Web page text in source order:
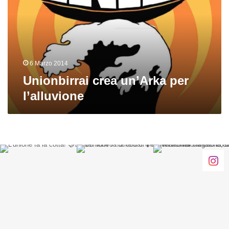
l’alluvione
6 Marzo 2014
Unionbirrai crea un’Arka per
l’alluvione